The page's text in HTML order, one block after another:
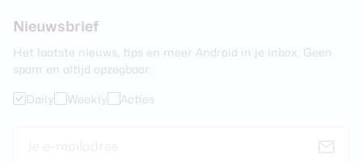
Nieuwsbrief
Het laatste nieuws, tips en meer Android in je inbox. Geen
spam en altijd opzegbaar.
Daily Weekly Acties